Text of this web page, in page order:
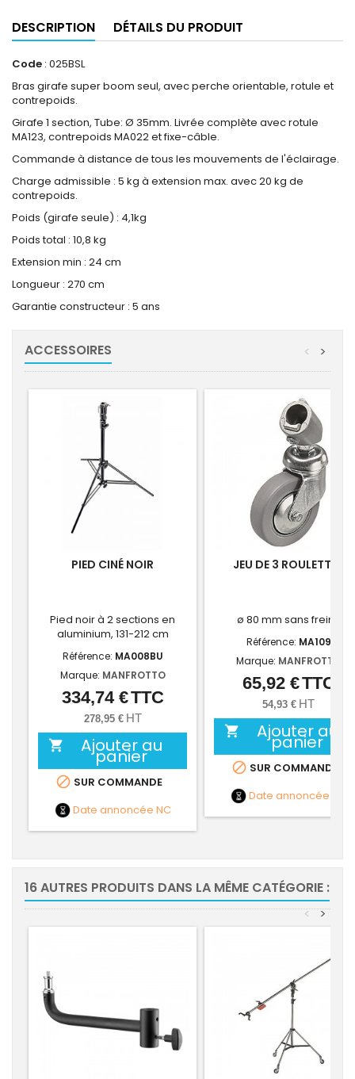
DESCRIPTION DÉTAILS DU PRODUIT
Code : 025BSL
Bras girafe super boom seul, avec perche orientable, rotule et
contrepoids.
Girafe 1 section, Tube: Ø 35mm. Livrée complète avec rotule
MA123, contrepoids MA022 et fixe-câble.
Commande à distance de tous les mouvements de l'éclairage.
Charge admissible : 5 kg à extension max. avec 20 kg de
contrepoids.
Poids (girafe seule) : 4,1kg
Poids total : 10,8 kg
Extension min : 24 cm
Longueur : 270 cm
Garantie constructeur : 5 ans
ACCESSOIRES >
<
PIED CINÉ NOIR
Pied noir à 2 sections en
aluminium, 131-212 cm
Référence: MA008BU
Marque: MANFROTTO
Prix
334,74 €TTC
278,95 € HT
 Ajouter au
panier
 SUR COMMANDE
Date annoncée NC
JEU DE 3 ROULETTES
ø 80 mm sans freins
Référence: MA109
Marque: MANFROTTO
Prix
65,92 €TTC
54,93 € HT
 Ajouter au
panier
 SUR COMMANDE
Date annoncée
16 AUTRES PRODUITS DANS LA MÊME CATÉGORIE :
>
<